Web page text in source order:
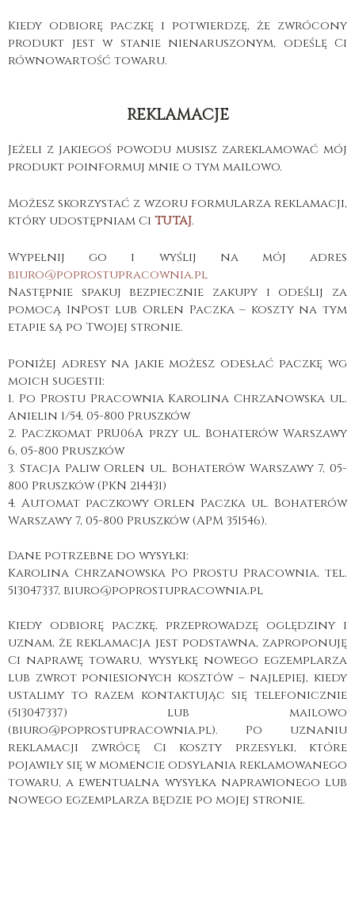
Kiedy odbiorę paczkę i potwierdzę, że zwrócony
produkt jest w stanie nienaruszonym, odeślę Ci
równowartość towaru.
REKLAMACJE
Jeżeli z jakiegoś powodu musisz zareklamować mój
produkt poinformuj mnie o tym mailowo.
Możesz skorzystać z wzoru formularza reklamacji,
który udostępniam Ci TUTAJ.
Wypełnij go i wyślij na mój adres
biuro@poprostupracownia.pl
Następnie spakuj bezpiecznie zakupy i odeślij za
pomocą InPost lub Orlen Paczka – koszty na tym
etapie są po Twojej stronie.
Poniżej adresy na jakie możesz odesłać paczkę wg
moich sugestii:
1. Po Prostu Pracownia Karolina Chrzanowska ul.
Anielin 1/54, 05-800 Pruszków
2. Paczkomat PRU06A przy ul. Bohaterów Warszawy
6, 05-800 Pruszków
3. Stacja Paliw Orlen ul. Bohaterów Warszawy 7, 05-
800 Pruszków (PKN 214431)
4. Automat paczkowy Orlen Paczka ul. Bohaterów
Warszawy 7, 05-800 Pruszków (APM 351546).
Dane potrzebne do wysyłki:
Karolina Chrzanowska Po Prostu Pracownia, tel.
513047337, biuro@poprostupracownia.pl
Kiedy odbiorę paczkę, przeprowadzę oględziny i
uznam, że reklamacja jest podstawna, zaproponuję
Ci naprawę towaru, wysyłkę nowego egzemplarza
lub zwrot poniesionych kosztów – najlepiej, kiedy
ustalimy to razem kontaktując się telefonicznie
(513047337) lub mailowo
(biuro@poprostupracownia.pl). Po uznaniu
reklamacji zwrócę Ci koszty przesyłki, które
pojawiły się w momencie odsyłania reklamowanego
towaru, a ewentualna wysyłka naprawionego lub
nowego egzemplarza będzie po mojej stronie.